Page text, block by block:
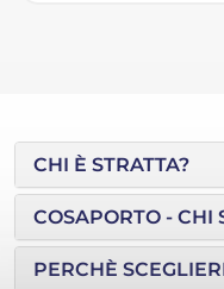
CHI È STRATTA?
COSAPORTO - CHI
PERCHÈ